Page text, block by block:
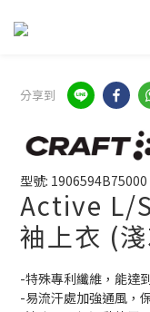
分享到
型號: 1906594B75000
Active L/
袖上衣 (
-特殊專利纖維，能達
-易流汗處加強通風，